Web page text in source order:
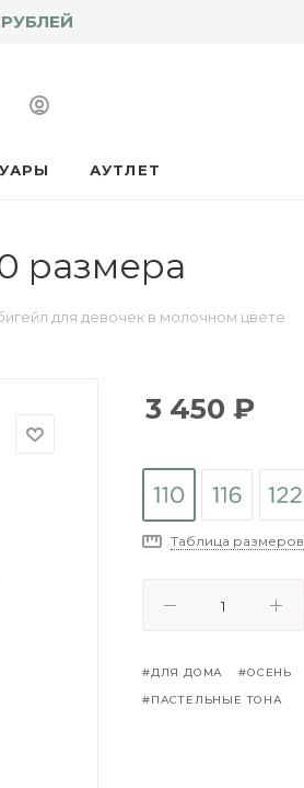
АУТЛЕТ
размера
для девочек в молочном цвете
3 450 ₽
Таблица размеров
#ДЛЯ ДОМА #ОСЕНЬ
#ПАСТЕЛЬНЫЕ ТОНА